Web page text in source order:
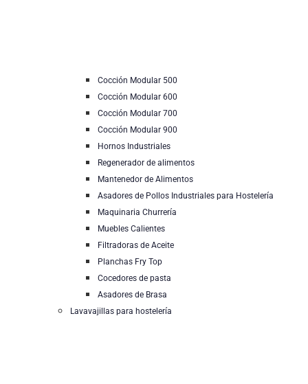
Cocción Modular 500
Cocción Modular 600
Cocción Modular 700
Cocción Modular 900
Hornos Industriales
Regenerador de alimentos
Mantenedor de Alimentos
Asadores de Pollos Industriales para Hostelería
Maquinaria Churrería
Muebles Calientes
Filtradoras de Aceite
Planchas Fry Top
Cocedores de pasta
Asadores de Brasa
Lavavajillas para hostelería